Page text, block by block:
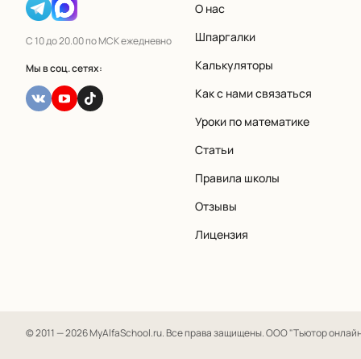
С 10 до 20.00 по МСК ежедневно
Мы в соц. сетях:
О нас
Шпаргалки
Калькуляторы
Как с нами связаться
Уроки по математике
Статьи
Правила школы
Отзывы
Лицензия
© 2011 — 2026 MyAlfaSchool.ru. Все права защищены.ООО "Тьютор